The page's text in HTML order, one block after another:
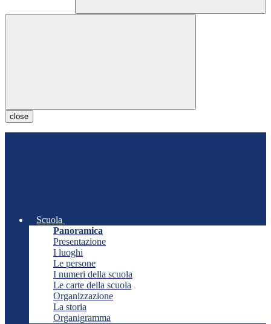
close
Scuola
Panoramica
Presentazione
I luoghi
Le persone
I numeri della scuola
Le carte della scuola
Organizzazione
La storia
Organigramma